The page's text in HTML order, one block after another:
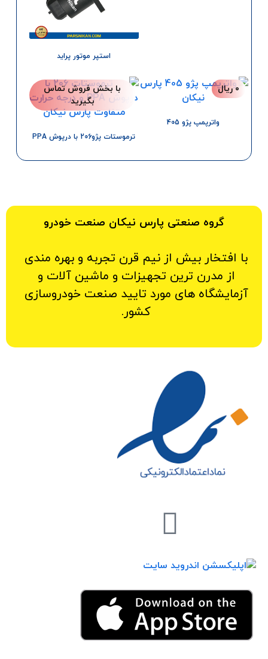
استپر موتور پراید
واترپمپ پژو 405
۰ ریال
ترموستات پژو206 با درپوش PPA
با بخش فروش تماس
بگیرید
گروه صنعتی پارس نیکان صنعت خودرو
با افتخار بیش از نیم قرن تجربه و بهره مندی
از مدرن ترین تجهیزات و ماشین آلات و
آزمایشگاه های مورد تایید صنعت خودروسازی
کشور.